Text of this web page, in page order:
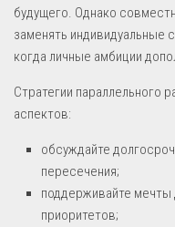
будущего. Однако
заменять индивидуальные
когда личные амбиции
Стратегии параллельного
аспектов:
обсуждайте
пересечения;
поддерживайте мечты
приоритетов;